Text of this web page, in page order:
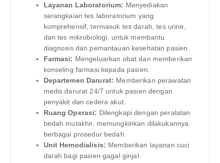
Layanan Laboratorium: Menyediakan
serangkaian tes laboratorium yang
komprehensif, termasuk tes darah, tes urine,
dan tes mikrobiologi, untuk membantu
diagnosis dan pemantauan kesehatan pasien.
Farmasi: Mengeluarkan obat dan memberikan
konseling farmasi kepada pasien.
Departemen Darurat: Memberikan perawatan
medis darurat 24/7 untuk pasien dengan
penyakit dan cedera akut.
Ruang Operasi: Dilengkapi dengan peralatan
bedah mutakhir, memungkinkan dilakukannya
berbagai prosedur bedah.
Unit Hemodialisis: Memberikan layanan cuci
darah bagi pasien gagal ginjal.